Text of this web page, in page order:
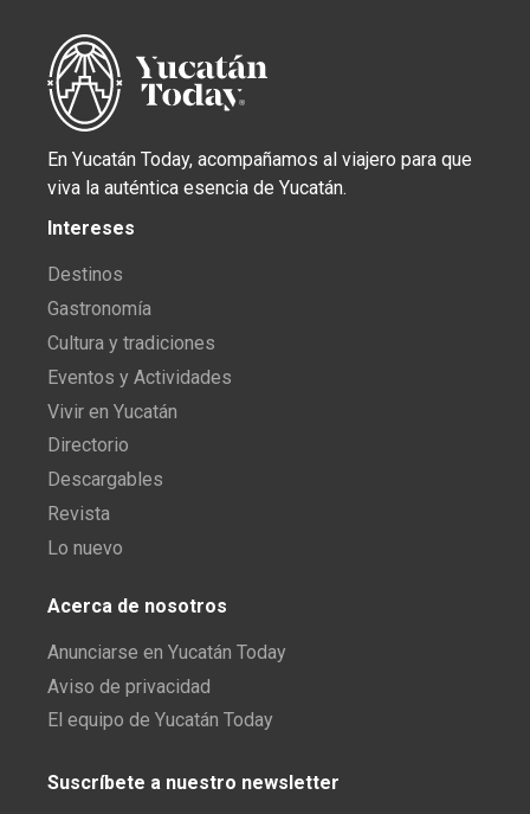
En Yucatán Today, acompañamos al viajero para que
viva la auténtica esencia de Yucatán.
Intereses
Destinos
Gastronomía
Cultura y tradiciones
Eventos y Actividades
Vivir en Yucatán
Directorio
Descargables
Revista
Lo nuevo
Acerca de nosotros
Anunciarse en Yucatán Today
Aviso de privacidad
El equipo de Yucatán Today
Suscríbete a nuestro newsletter